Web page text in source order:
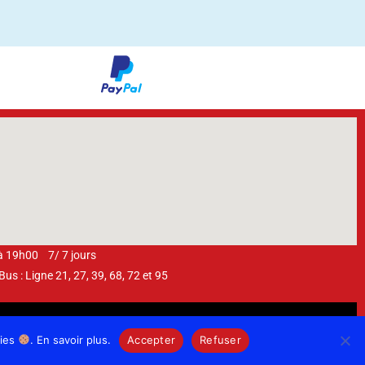
19h00 7/ 7 jours
: Ligne 21, 27, 39, 68, 72 et 95
. En savoir plus. Accepter Refuser